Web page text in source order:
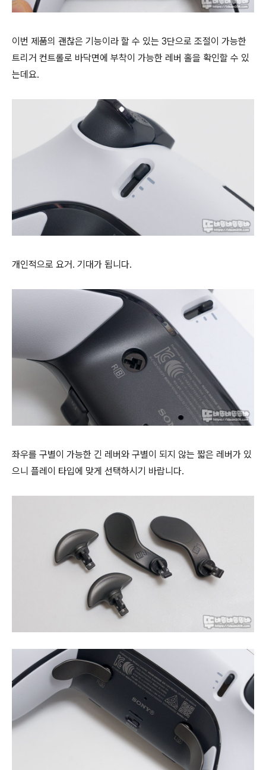
이번 제품의 괜찮은 기능이라 할 수 있는 3단으로 조절이 가능한
트리거 컨트롤로 바닥면에 부착이 가능한 레버 홀을 확인할 수 있
는데요.
개인적으로 요거. 기대가 됩니다.
좌우를 구별이 가능한 긴 레버와 구별이 되지 않는 짧은 레버가 있
으니 플레이 타입에 맞게 선택하시기 바랍니다.